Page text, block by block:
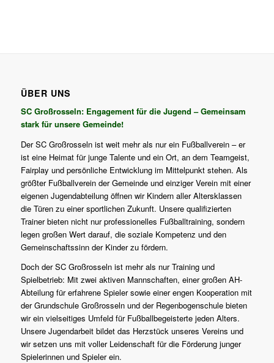
ÜBER UNS
SC Großrosseln: Engagement für die Jugend – Gemeinsam
stark für unsere Gemeinde!
Der SC Großrosseln ist weit mehr als nur ein Fußballverein – er
ist eine Heimat für junge Talente und ein Ort, an dem Teamgeist,
Fairplay und persönliche Entwicklung im Mittelpunkt stehen. Als
größter Fußballverein der Gemeinde und einziger Verein mit einer
eigenen Jugendabteilung öffnen wir Kindern aller Altersklassen
die Türen zu einer sportlichen Zukunft. Unsere qualifizierten
Trainer bieten nicht nur professionelles Fußballtraining, sondern
legen großen Wert darauf, die soziale Kompetenz und den
Gemeinschaftssinn der Kinder zu fördern.
Doch der SC Großrosseln ist mehr als nur Training und
Spielbetrieb: Mit zwei aktiven Mannschaften, einer großen AH-
Abteilung für erfahrene Spieler sowie einer engen Kooperation mit
der Grundschule Großrosseln und der Regenbogenschule bieten
wir ein vielseitiges Umfeld für Fußballbegeisterte jeden Alters.
Unsere Jugendarbeit bildet das Herzstück unseres Vereins und
wir setzen uns mit voller Leidenschaft für die Förderung junger
Spielerinnen und Spieler ein.